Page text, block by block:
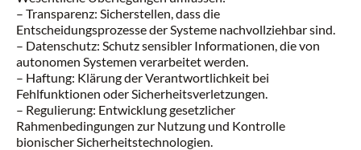
– Transparenz: Sicherstellen, dass die
Entscheidungsprozesse der Systeme nachvollziehbar sind.
– Datenschutz: Schutz sensibler Informationen, die von
autonomen Systemen verarbeitet werden.
– Haftung: Klärung der Verantwortlichkeit bei
Fehlfunktionen oder Sicherheitsverletzungen.
– Regulierung: Entwicklung gesetzlicher
Rahmenbedingungen zur Nutzung und Kontrolle
bionischer Sicherheitstechnologien.